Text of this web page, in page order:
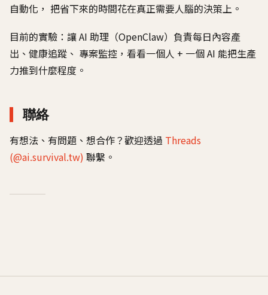
自動化， 把省下來的時間花在真正需要人腦的決策上。
目前的實驗：讓 AI 助理（OpenClaw）負責每日內容產
出、健康追蹤、 專案監控，看看一個人 + 一個 AI 能把生產
力推到什麼程度。
聯絡
有想法、有問題、想合作？歡迎透過 Threads
(@ai.survival.tw) 聯繫。